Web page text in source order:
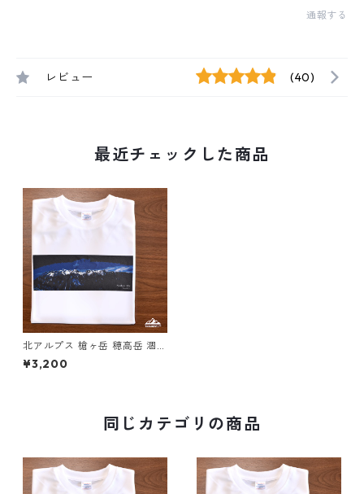
通報する
レビュー (40)
最近チェックした商品
北アルプス 槍ヶ岳 穂高岳 涸沢
カール 半袖 Tシャツ ホワイト
ドライ 吸水速乾 山 登山 山Tシ
¥3,200
同じカテゴリの商品